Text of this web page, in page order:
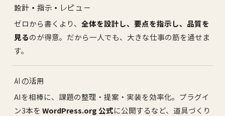
設計・指示・レビュー
ゼロから書くより、 全体を設計し、要点を指示し、品質を
見るのが得意。だから一人でも、大きな仕事の筋を通せま
す。
AIの活用
AIを相棒に、課題の整理・提案・実装を効率化。プラグイ
ン3本を WordPress.org 公式に公開するなど、道具づくり